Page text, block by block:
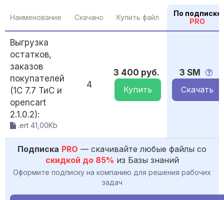
Наименование Скачано Купить файл
По подписке
PRO
Выгрузка
остатков,
заказов
покупателей
(1C 7.7 ТиС и
opencart
2.1.0.2):
.ert 41,00Kb
4
3 400 руб.
Купить
3 SM
Скачать
Подписка PRO — скачивайте любые файлы со
скидкой до 85% из Базы знаний
Оформите подписку на компанию для решения рабочих
задач